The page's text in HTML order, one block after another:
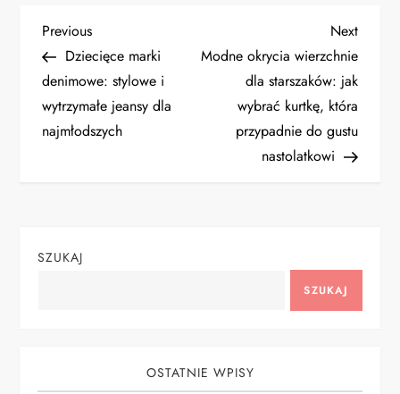
N
a
w
a
Previous
Post
Previous
Dziecięce marki
denimowe: stylowe i
wytrzymałe jeansy dla
najmłodszych
Next
Post
Next
Modne okrycia wierzchnie
dla starszaków: jak
wybrać kurtkę, która
przypadnie do gustu
nastolatkowi
SZUKAJ
SZUKAJ
OSTATNIE WPISY